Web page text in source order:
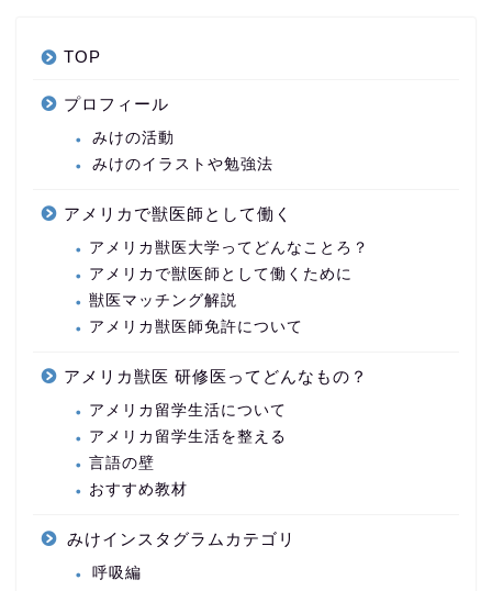
TOP
プロフィール
みけの活動
みけのイラストや勉強法
アメリカで獣医師として働く
アメリカ獣医大学ってどんなことろ？
アメリカで獣医師として働くために
獣医マッチング解説
アメリカ獣医師免許について
アメリカ獣医 研修医ってどんなもの？
アメリカ留学生活について
アメリカ留学生活を整える
言語の壁
おすすめ教材
みけインスタグラムカテゴリ
呼吸編